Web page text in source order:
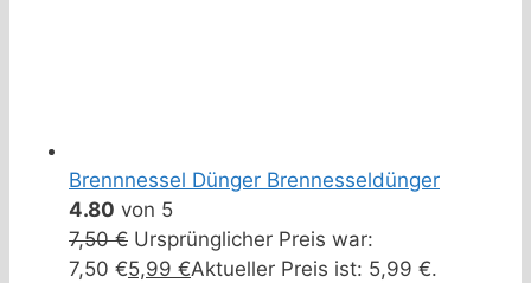
Brennnessel Dünger Brennesseldünger
4.80 von 5
7,50€ Ursprünglicher Preis war:
7,50 €5,99 €Aktueller Preis ist: 5,99 €.